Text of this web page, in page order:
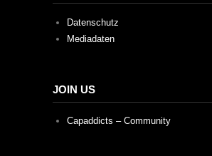
Datenschutz
Mediadaten
JOIN US
Capaddicts – Community